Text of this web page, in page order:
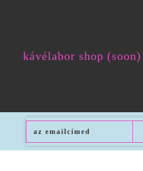
kávélabor shop (soon)